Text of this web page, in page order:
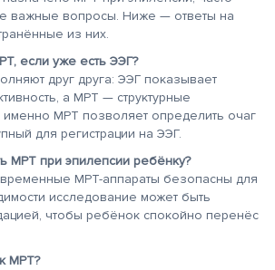
важные вопросы. Ниже — ответы на
из них.
если уже есть ЭЭГ?
друг друга: ЭЭГ показывает
а МРТ — структурные
МРТ позволяет определить очаг
для регистрации на ЭЭГ.
МРТ при эпилепсии ребёнку?
МРТ-аппараты безопасны для
исследование может быть
чтобы ребёнок спокойно перенёс
МРТ?